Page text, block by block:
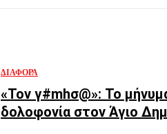
ΔΙΆΦΟΡΑ
«Τον γ#mhσ@»: Το
δολοφονία στον Άγιο